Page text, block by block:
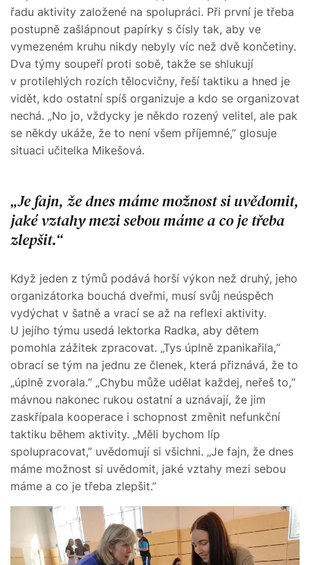
řadu aktivity založené na spolupráci. Při první je třeba
postupně zašlápnout papírky s čísly tak, aby ve
vymezeném kruhu nikdy nebyly víc než dvě končetiny.
Dva týmy soupeří proti sobě, takže se shlukují
v protilehlých rozích tělocvičny, řeší taktiku a hned je
vidět, kdo ostatní spíš organizuje a kdo se organizovat
nechá. „No jo, vždycky je někdo rozený velitel, ale pak
se někdy ukáže, že to není všem příjemné,” glosuje
situaci učitelka Mikešová.
Je fajn, že dnes máme možnost si uvědomit,
jaké vztahy mezi sebou máme a co je třeba
zlepšit.
Když jeden z týmů podává horší výkon než druhý, jeho
organizátorka bouchá dveřmi, musí svůj neúspěch
vydýchat v šatně a vrací se až na reflexi aktivity.
U jejího týmu usedá lektorka Radka, aby dětem
pomohla zážitek zpracovat. „Tys úplně zpanikařila,“
obrací se tým na jednu ze členek, která přiznává, že to
„úplně zvorala.“ „Chybu může udělat každej, neřeš to,“
mávnou nakonec rukou ostatní a uznávají, že jim
zaskřípala kooperace i schopnost změnit nefunkční
taktiku během aktivity. „Měli bychom líp
spolupracovat,” uvědomují si všichni. „Je fajn, že dnes
máme možnost si uvědomit, jaké vztahy mezi sebou
máme a co je třeba zlepšit.”